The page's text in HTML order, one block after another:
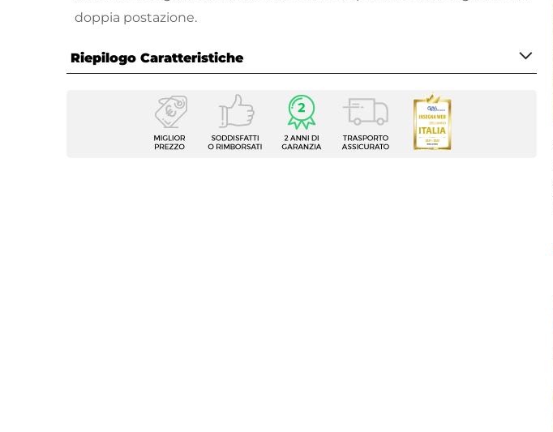
doppia postazione.
Riepilogo Caratteristiche
Caratteristiche
Sgabello
Per Ambienti
Esterni|Interni